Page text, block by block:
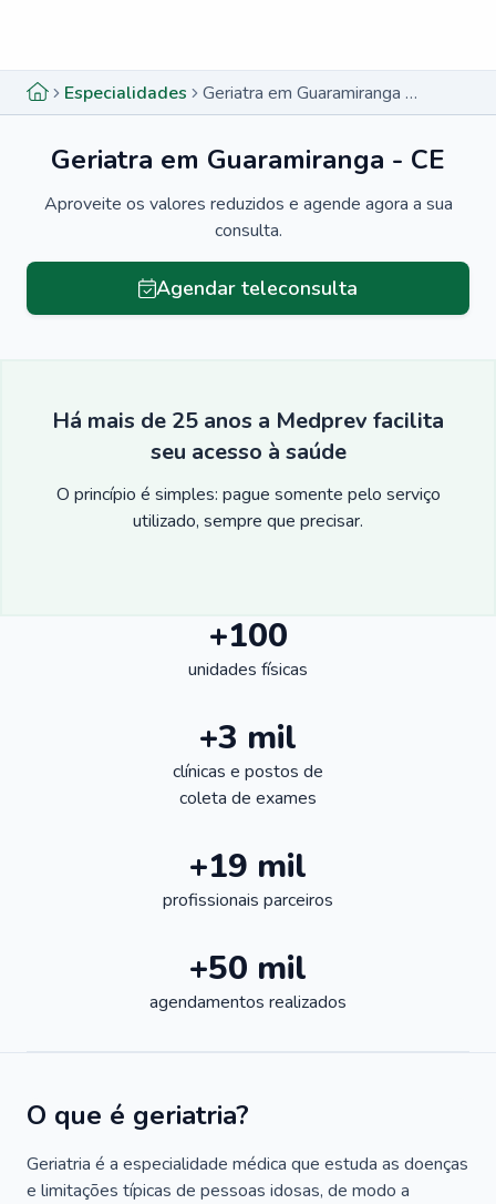
Especialidades Geriatra em Guaramiranga - CE
Geriatra em Guaramiranga - CE
Aproveite os valores reduzidos e agende agora a sua
consulta.
Agendar teleconsulta
Há mais de 25 anos a Medprev facilita
seu acesso à saúde
O princípio é simples: pague somente pelo serviço
utilizado, sempre que precisar.
+100
unidades físicas
+3 mil
clínicas e postos de
coleta de exames
+19 mil
profissionais parceiros
+50 mil
agendamentos realizados
O que é geriatria?
Geriatria é a especialidade médica que estuda as doenças
e limitações típicas de pessoas idosas, de modo a